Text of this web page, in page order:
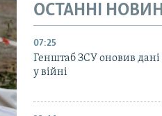
ОСТАННІ
07:25
Генштаб ЗСУ оновив
у війні